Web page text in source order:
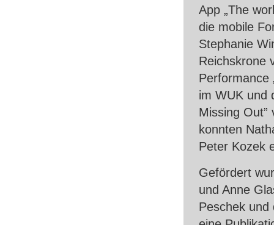
App „The
die mobile
Stephanie
Reichskrone
Performance
im WUK und
Missing
konnten
Peter Kozek
Gefördert
und Anne
Peschek und